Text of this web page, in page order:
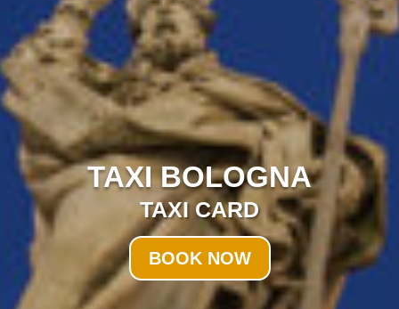
TAXI BOLOGNA
TAXI CARD
BOOK NOW